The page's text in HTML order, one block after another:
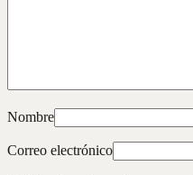
Nombre
Correo electrónico